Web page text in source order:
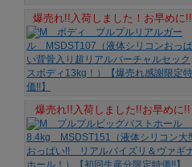
爆売れ!!入荷しました！お早めに!!
爆売れ!!入荷しました!!お早めに!!